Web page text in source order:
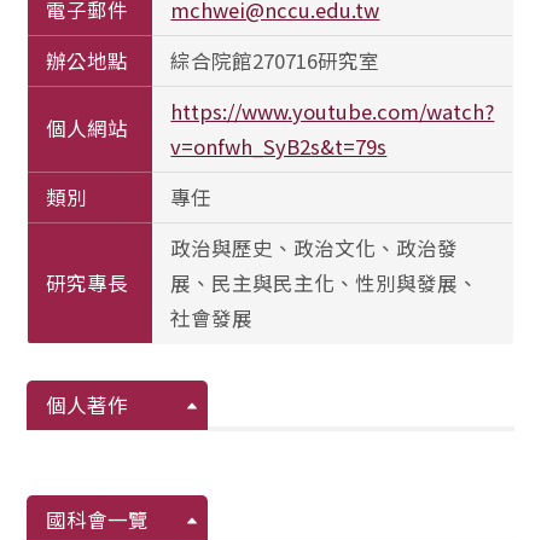
電子郵件
mchwei@nccu.edu.tw
辦公地點
綜合院館270716研究室
個人網站
https://www.youtube.com/watch?
v=onfwh_SyB2s&t=79s
類別
專任
研究專長
政治與歷史、政治文化、政治發
展、民主與民主化、性別與發展、
社會發展
個人著作
國科會一覽